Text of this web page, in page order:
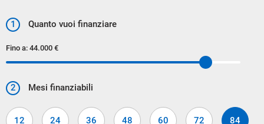
SOLUZIONE PIU' ADATTA ALLE TUE ESIGENZE.
1 Quanto vuoi finanziare
Fino a: 44.000 €
2 Mesi finanziabili
12 24 36 48 60 72 84